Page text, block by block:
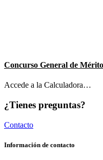
Concurso General de
Accede a la Calculadora…
¿Tienes preguntas?
Contacto
Información de contacto